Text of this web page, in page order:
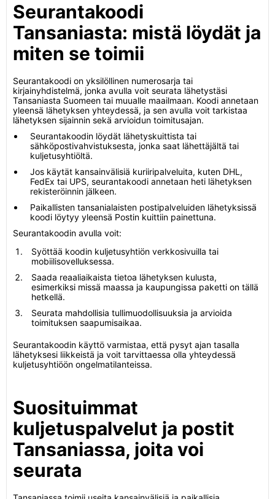
Seurantakoodi
Tansaniasta: mistä löydät ja
miten se toimii
Seurantakoodi on yksilöllinen numerosarja tai
kirjainyhdistelmä, jonka avulla voit seurata lähetystäsi
Tansaniasta Suomeen tai muualle maailmaan. Koodi annetaan
yleensä lähetyksen yhteydessä, ja sen avulla voit tarkistaa
lähetyksen sijainnin sekä arvioidun toimitusajan.
Seurantakoodin löydät lähetyskuittista tai
sähköpostivahvistuksesta, jonka saat lähettäjältä tai
kuljetusyhtiöltä.
Jos käytät kansainvälisiä kuriiripalveluita, kuten DHL,
FedEx tai UPS, seurantakoodi annetaan heti lähetyksen
rekisteröinnin jälkeen.
Paikallisten tansanialaisten postipalveluiden lähetyksissä
koodi löytyy yleensä Postin kuittiin painettuna.
Seurantakoodin avulla voit:
Syöttää koodin kuljetusyhtiön verkkosivuilla tai
mobiilisovelluksessa.
Saada reaaliaikaista tietoa lähetyksen kulusta,
esimerkiksi missä maassa ja kaupungissa paketti on tällä
hetkellä.
Seurata mahdollisia tullimuodollisuuksia ja arvioida
toimituksen saapumisaikaa.
Seurantakoodin käyttö varmistaa, että pysyt ajan tasalla
lähetyksesi liikkeistä ja voit tarvittaessa olla yhteydessä
kuljetusyhtiöön ongelmatilanteissa.
Suosituimmat
kuljetuspalvelut ja postit
Tansaniassa, joita voi
seurata